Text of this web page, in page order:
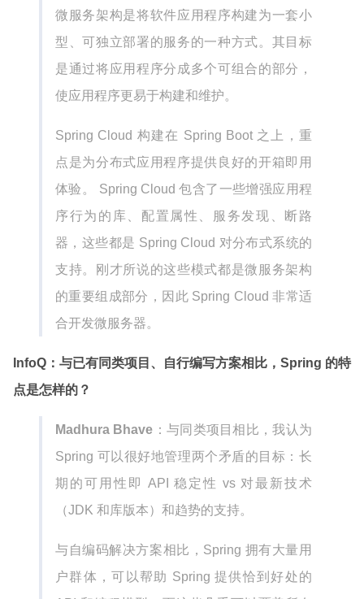
微服务架构是将软件应用程序构建为一套小
型、可独立部署的服务的一种方式。其目标
是通过将应用程序分成多个可组合的部分，
使应用程序更易于构建和维护。
Spring Cloud 构建在 Spring Boot 之上，重
点是为分布式应用程序提供良好的开箱即用
体验。 Spring Cloud 包含了一些增强应用程
序行为的库、配置属性、服务发现、断路
器，这些都是 Spring Cloud 对分布式系统的
支持。刚才所说的这些模式都是微服务架构
的重要组成部分，因此 Spring Cloud 非常适
合开发微服务器。
InfoQ：与已有同类项目、自行编写方案相比，Spring 的特
点是怎样的？
Madhura Bhave ：与同类项目相比，我认为
Spring 可以很好地管理两个矛盾的目标：长
期的可用性即 API 稳定性 vs 对最新技术
（JDK 和库版本）和趋势的支持。
与自编码解决方案相比，Spring 拥有大量用
户群体，可以帮助 Spring 提供恰到好处的